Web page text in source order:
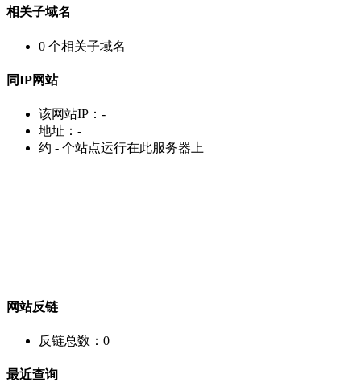
相关子域名
0 个相关子域名
同IP网站
该网站IP： -
地址： -
约 - 个站点运行在此服务器上
网站反链
反链总数： 0
最近查询